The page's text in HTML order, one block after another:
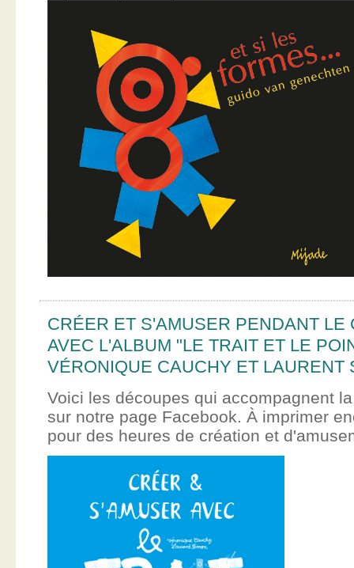
CRÉER ET S'AMUSER PENDANT LE
AVEC L'ALBUM "LE TRAIT ET LE
VÉRONIQUE CAUCHY ET LAURENT
Voici les découpes qui accompagnent
sur notre page Facebook. À imprimer
pour des heures de création et